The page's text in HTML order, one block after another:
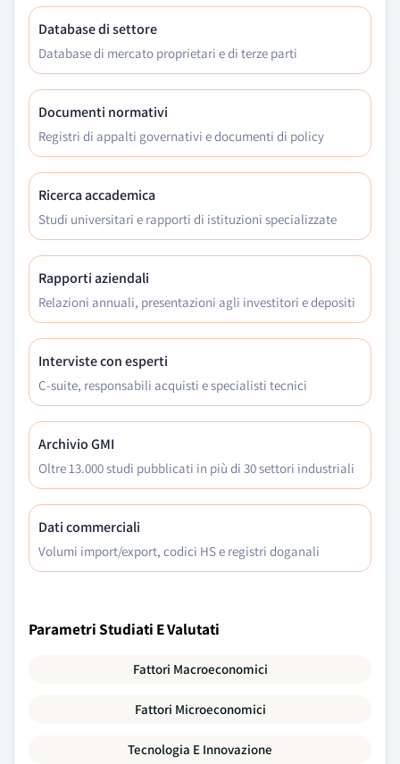
Database di settore
Database di mercato proprietari e di terze parti
Documenti normativi
Registri di appalti governativi e documenti di policy
Ricerca accademica
Studi universitari e rapporti di istituzioni specializzate
Rapporti aziendali
Relazioni annuali, presentazioni agli investitori e depositi
Interviste con esperti
C-suite, responsabili acquisti e specialisti tecnici
Archivio GMI
Oltre 13.000 studi pubblicati in più di 30 settori industriali
Dati commerciali
Volumi import/export, codici HS e registri doganali
Parametri Studiati E Valutati
Fattori Macroeconomici
Fattori Microeconomici
Tecnologia E Innovazione